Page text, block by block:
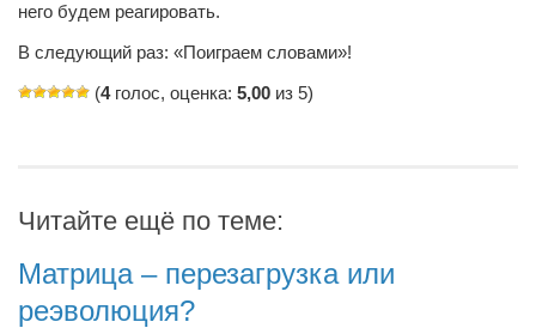
него будем реагировать.
В следующий раз: «Поиграем словами»!
(4голос, оценка: 5,00 из 5)
Читайте ещё по теме:
Матрица – перезагрузка или
реэволюция?